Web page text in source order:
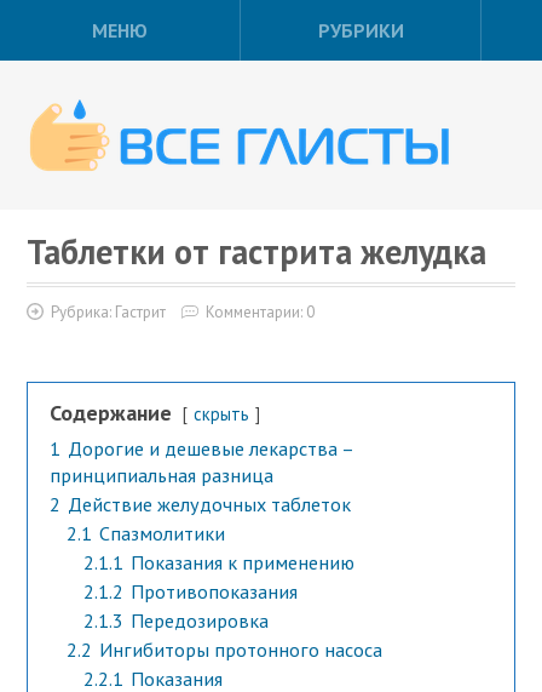
МЕНЮ РУБРИКИ
Таблетки от гастрита желудка
Рубрика: Гастрит Комментарии: 0
Содержание скрыть
1 Дорогие и дешевые лекарства –
принципиальная разница
2 Действие желудочных таблеток
2.1 Спазмолитики
2.1.1 Показания к применению
2.1.2 Противопоказания
2.1.3 Передозировка
2.2 Ингибиторы протонного насоса
2.2.1 Показания